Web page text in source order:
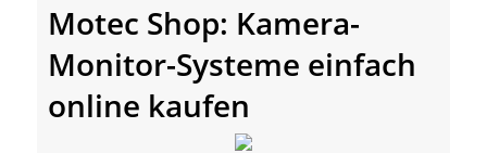
Motec Shop: Kamera-
Monitor-Systeme einfach
online kaufen